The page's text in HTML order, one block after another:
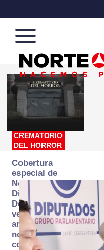
Norte
de
Ciudad
Más
que
noticias,
hacemos periodismo
CREMATORIO
DEL HORROR
Cobertura
especial de
Norte
Digital:
Donde la
verdad
arde… pero
no se
consume